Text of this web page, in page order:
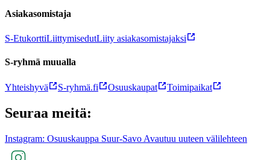
Asiakasomistaja
S-EtukorttiLiittymisedutLiity asiakasomistajaksi
S-ryhmä muualla
Yhteishyvä S-ryhmä.fi Osuuskaupat Toimipaikat
Seuraa meitä:
Instagram: Osuuskauppa Suur-Savo Avautuu uuteen välilehteen